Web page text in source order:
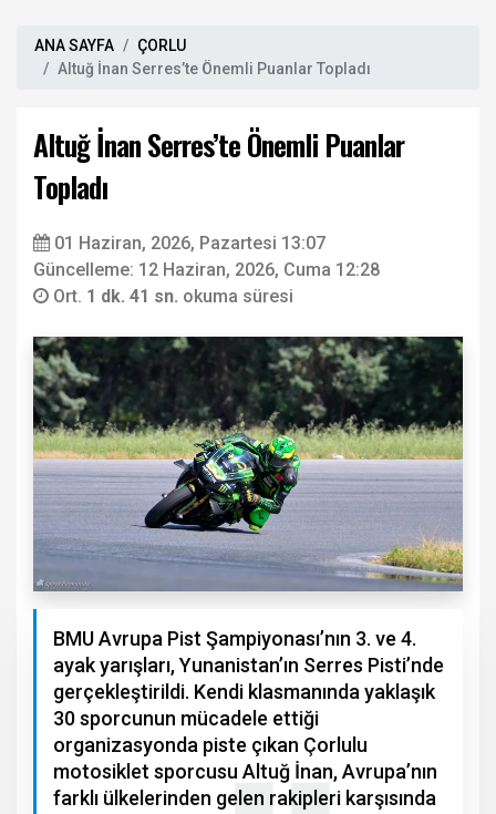
ANA SAYFA
ÇORLU
Altuğ İnan Serres’te Önemli Puanlar Topladı
Altuğ İnan Serres’te Önemli Puanlar
Topladı
01 Haziran, 2026, Pazartesi 13:07
Güncelleme: 12 Haziran, 2026, Cuma 12:28
Ort. 1 dk. 41 sn. okuma süresi
BMU Avrupa Pist Şampiyonası’nın 3. ve 4.
ayak yarışları, Yunanistan’ın Serres Pisti’nde
gerçekleştirildi. Kendi klasmanında yaklaşık
30 sporcunun mücadele ettiği
organizasyonda piste çıkan Çorlulu
motosiklet sporcusu Altuğ İnan, Avrupa’nın
farklı ülkelerinden gelen rakipleri karşısında